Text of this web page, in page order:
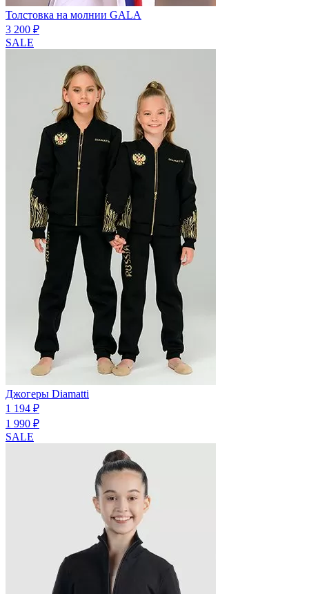
Толстовка на молнии GALA
3 200 ₽
SALE
Джогеры Diamatti
1 194 ₽
1 990 ₽
SALE